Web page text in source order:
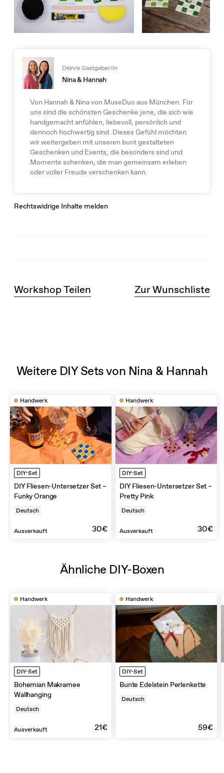
Dein/e Gastgeber/in
Nina & Hannah
Von Hannah & Nina von MuseDuo aus München. Für
uns sind die schönsten Geschenke jene, die sich wie
handgemacht anfühlen, liebevoll, persönlich und
dennoch hochwertig sind. Dieses Gefühl möchten
wir weitergeben mit unseren bunt gestalteten
Geschenken und Events, die besonders sind und
Momente schenken, die man gemeinsam erleben
oder voller Freude verschenken kann.
Rechtswidrige Inhalte melden
Workshop Teilen Zur Wunschliste
Weitere DIY Sets von Nina & Hannah
Handwerk
DIY-Set
DIY Fliesen-Untersetzer Set –
Funky Orange
Deutsch
Ausverkauft 30€
Handwerk
DIY-Set
DIY Fliesen-Untersetzer Set –
Pretty Pink
Deutsch
Ausverkauft 30€
Ähnliche DIY-Boxen
Handwerk
DIY-Set
Bohemian Makramee
Wallhanging
Deutsch
Ausverkauft 21€
Handwerk
DIY-Set
Bunte Edelstein Perlenkette
Deutsch
59€